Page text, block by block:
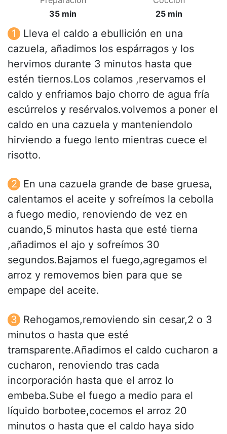
35 min
25 min
Lleva el caldo a ebullición en una
cazuela, añadimos los espárragos y los
hervimos durante 3 minutos hasta que
estén tiernos.Los colamos ,reservamos el
caldo y enfriamos bajo chorro de agua fría
escúrrelos y resérvalos.volvemos a poner el
caldo en una cazuela y manteniendolo
hirviendo a fuego lento mientras cuece el
risotto.
En una cazuela grande de base gruesa,
calentamos el aceite y sofreímos la cebolla
a fuego medio, renoviendo de vez en
cuando,5 minutos hasta que esté tierna
,añadimos el ajo y sofreímos 30
segundos.Bajamos el fuego,agregamos el
arroz y removemos bien para que se
empape del aceite.
Rehogamos,removiendo sin cesar,2 o 3
minutos o hasta que esté
tramsparente.Añadimos el caldo cucharon a
cucharon, renoviendo tras cada
incorporación hasta que el arroz lo
embeba.Sube el fuego a medio para el
líquido borbotee,cocemos el arroz 20
minutos o hasta que el caldo haya sido